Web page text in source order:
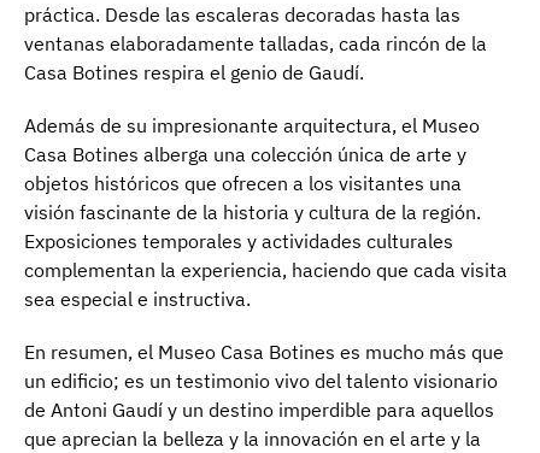
práctica. Desde las escaleras decoradas hasta las
ventanas elaboradamente talladas, cada rincón de la
Casa Botines respira el genio de Gaudí.
Además de su impresionante arquitectura, el Museo
Casa Botines alberga una colección única de arte y
objetos históricos que ofrecen a los visitantes una
visión fascinante de la historia y cultura de la región.
Exposiciones temporales y actividades culturales
complementan la experiencia, haciendo que cada visita
sea especial e instructiva.
En resumen, el Museo Casa Botines es mucho más que
un edificio; es un testimonio vivo del talento visionario
de Antoni Gaudí y un destino imperdible para aquellos
que aprecian la belleza y la innovación en el arte y la